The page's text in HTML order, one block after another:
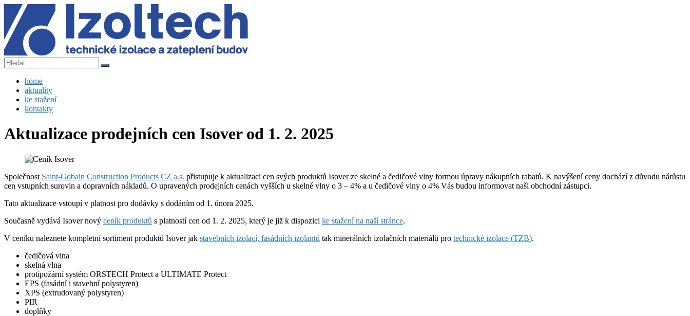
content
IZOLTECH
s.r.o.
technické
izolace
zateplení
budov
Menu
home
aktuality
ke stažení
kontakty
Aktualizace prodejních cen Isover od 1. 2. 2025
Společnost Saint-Gobain Construction Products CZ a.s. přistupuje k aktualizaci cen svých produktů Isover ze skelné a čedičové vlny formou úpravy nákupních rabatů. K navýšení ceny dochází z důvodu nárůstu
cen vstupních surovin a dopravních nákladů. O upravených prodejních cenách vyšších u skelné vlny o 3 – 4% a u čedičové vlny o 4% Vás budou informovat naši obchodní zástupci.
Tato aktualizace vstoupí v platnost pro dodávky s dodáním od 1. února 2025.
Současně vydává Isover nový ceník produktů s platností cen od 1. 2. 2025, který je již k dispozici ke stažení na naší stránce.
V ceníku naleznete kompletní sortiment produktů Isover jak stavebních izolací, fasádních izolantů tak minerálních izolačních materiálů pro technické izolace (TZB).
čedičová vlna
skelná vlna
protipožární systém ORSTECH Protect a ULTIMATE Protect
EPS (fasádní i stavební polystyren)
XPS (extrudovaný polystyren)
PIR
doplňky